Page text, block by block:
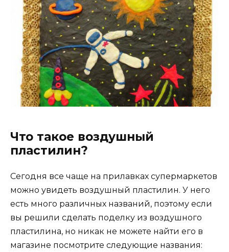
Что такое воздушный
пластилин?
Сегодня все чаще на прилавках супермаркетов
можно увидеть воздушный пластилин. У него
есть много различных названий, поэтому если
вы решили сделать поделку из воздушного
пластилина, но никак не можете найти его в
магазине посмотрите следующие названия: